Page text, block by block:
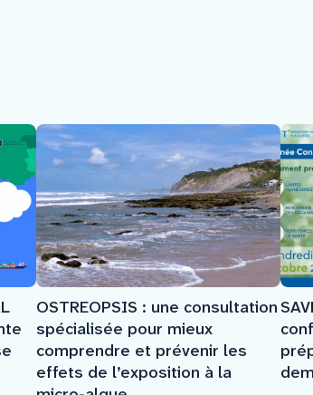
OSTREOPSIS : une consultation
spécialisée pour mieux
comprendre et prévenir les
effets de l’exposition à la